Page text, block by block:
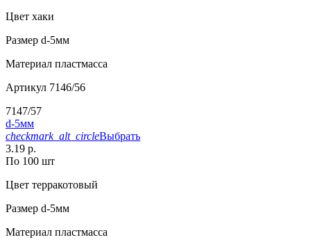
Цвет хаки
Размер d-5мм
Материал пластмасса
Артикул 7146/56
7147/57
d-5мм
checkmark_alt_circleВыбрать
3.19 р.
По 100 шт
Цвет терракотовый
Размер d-5мм
Материал пластмасса